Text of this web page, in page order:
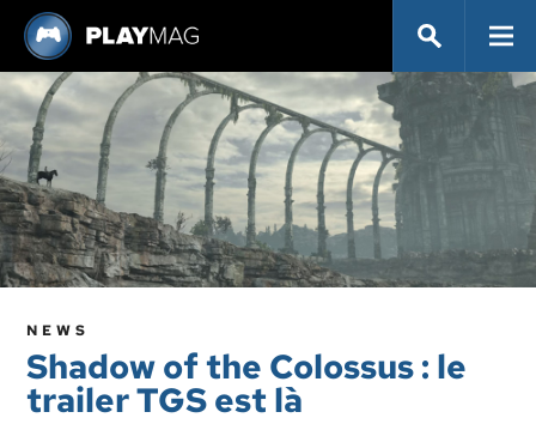
NEWS
Shadow of the Colossus : le
trailer TGS est là